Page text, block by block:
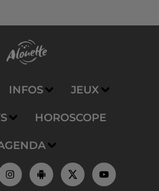
INFOS JEUX
HOROSCOPE